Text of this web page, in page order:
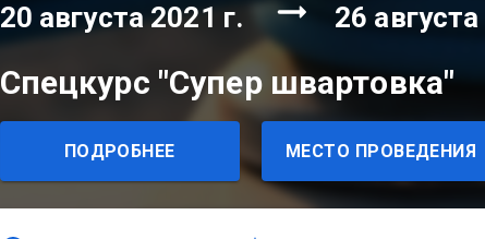
20 августа 2021 г. 26
Спецкурс "Супер швартовка"
ПОДРОБНЕЕ МЕСТО ПРОВЕДЕНИЯ